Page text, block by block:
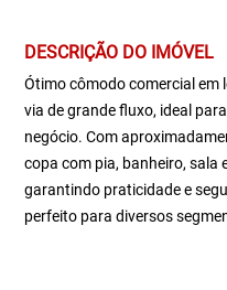
DESCRIÇÃO DO IMÓVEL
Ótimo cômodo comercial
via de grande fluxo, ideal
negócio. Com
copa com pia, banheiro, sala
garantindo praticidade e
perfeito para diversos